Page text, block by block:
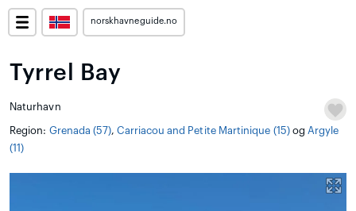
norskhavneguide.no
Tyrrel Bay
Naturhavn
Region: Grenada (57),Carriacou and Petite Martinique (15)og Argyle
(11)